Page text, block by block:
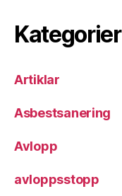
Kategorier
Artiklar
Asbestsanering
Avlopp
avloppsstopp